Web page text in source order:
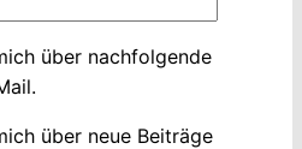
über nachfolgende
über neue Beiträge